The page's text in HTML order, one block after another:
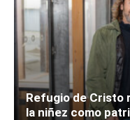
Refugio de Cristo
la niñez como